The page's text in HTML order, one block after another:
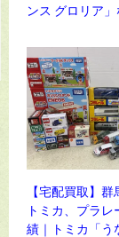
ンス グロリア
【宅配買取】
トミカ、プラ
績｜トミカ「う